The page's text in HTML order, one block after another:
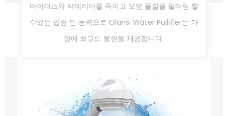
바이러스와 박테리아를 죽이고 오염 물질을 필터링 할
수있는 입증 된 능력으로 Olansi Water Puilifier는 가
정에 최고의 물원을 제공합니다.